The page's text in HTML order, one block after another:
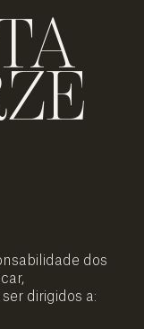
dos
dirigidos a: